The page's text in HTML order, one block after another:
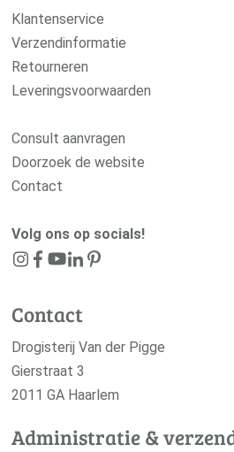
Klantenservice
Verzendinformatie
Retourneren
Leveringsvoorwaarden
Consult aanvragen
Doorzoek de website
Contact
Volg ons op socials!
Contact
Drogisterij Van der Pigge
Gierstraat 3
2011 GA Haarlem
Administratie &